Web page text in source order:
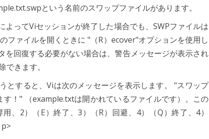
という名前のスワップファイルがあります。
ってViセッションが終了した場合でも、SWPファイルは
ファイルを開くときに "（R）ecover"オプションを使用し
を回復する必要がない場合は、警告メッセージが表示され
きます。
とすると、Viは次のメッセージを表示します。 "スワップ
！" （example.txtは開かれているファイルです）。この
、2）（E）終了、3）（R）回避、4）（Q）終了、4）
p>